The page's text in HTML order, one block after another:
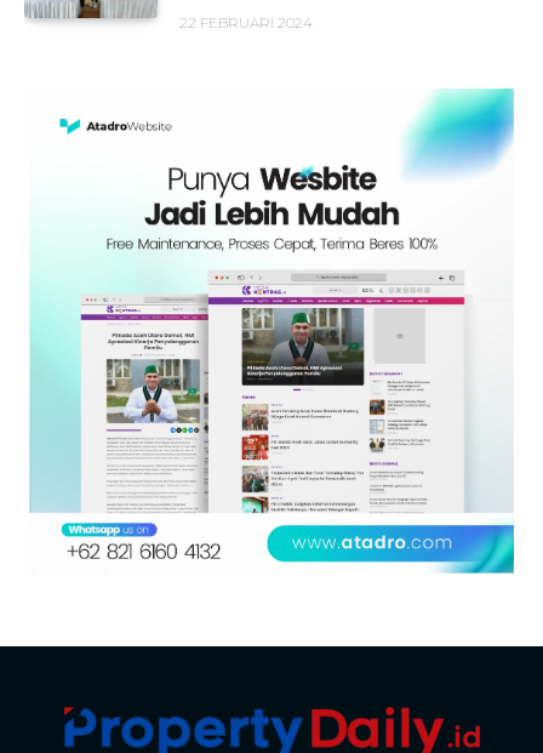
22 FEBRUARI 2024